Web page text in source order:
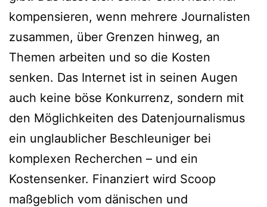
kompensieren, wenn mehrere Journalisten
zusammen, über Grenzen hinweg, an
Themen arbeiten und so die Kosten
senken. Das Internet ist in seinen Augen
auch keine böse Konkurrenz, sondern mit
den Möglichkeiten des Datenjournalismus
ein unglaublicher Beschleuniger bei
komplexen Recherchen – und ein
Kostensenker. Finanziert wird Scoop
maßgeblich vom dänischen und